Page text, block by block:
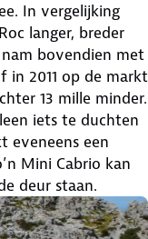
In vergelijking
langer, breder
bovendien met
in 2011 op de markt
13 mille minder.
iets te duchten
eveneens een
Mini Cabrio kan
deur staan.